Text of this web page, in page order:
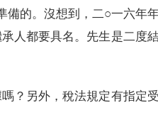
備的。沒想到，二○一六年
人都要具名。先生是二度
？另外，稅法規定有指定